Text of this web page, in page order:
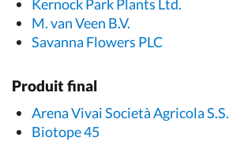
Kernock Park Plants Ltd.
M. van Veen B.V.
Savanna Flowers PLC
Produit final
Arena Vivai Società Agricola S.S.
Biotope 45